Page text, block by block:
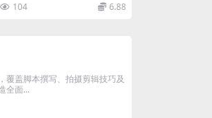
104 6.88
覆盖脚本撰写、拍摄剪辑技巧及
全面...